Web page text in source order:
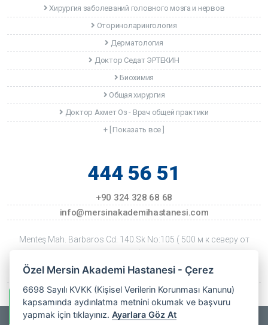
Информация о WhatsApp
Хирургия заболеваний головного мозга и нервов
Оториноларингология
Дерматология
Доктор Седат ЭРТЕКИН
Биохимия
Общая хирургия
Доктор Ахмет Оз - Врач общей практики
+ [ Показать все ]
444 56 51
+90 324 328 68 68
info@mersinakademihastanesi.com
Menteş Mah. Barbaros Cd. 140.Sk No:105 ( 500 м к северу от
Дата последнего обновления: 22 Temmuz 2026 Çarşamba
Özel Mersin Akademi Hastanesi - Çerez
6698 Sayılı KVKK (Kişisel Verilerin Korunması Kanunu)
kapsamında aydınlatma metnini okumak ve başvuru
yapmak için tıklayınız.Ayarlara Göz At